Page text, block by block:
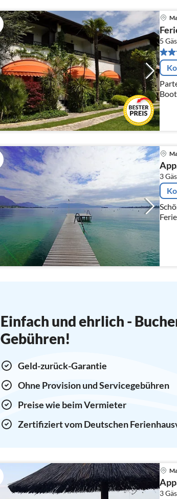
5
3
Einfach und ehrlich -
Gebühren!
Geld-zurück-Garantie
Ohne Provision und Servicegebühren
Preise wie beim Vermieter
Zertifiziert vom Deutschen
3